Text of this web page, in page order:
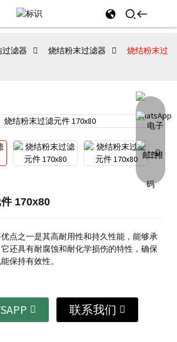
过滤器 烧结粉末过滤器
烧结粉末过
170x80
点之一是其高耐用性和持久性能，能够承
它还具有耐腐蚀和耐化学损伤的特性，确保
保持有效性。
联系我们